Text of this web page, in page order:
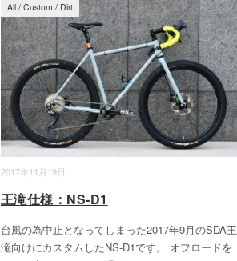
2017年11月19日
All/ Custom / Dirt
王滝仕様：NS-D1
台風の為中止となってしまった2017年9月のSDA王
滝向けにカスタムしたNS-D1です。 オフロードを